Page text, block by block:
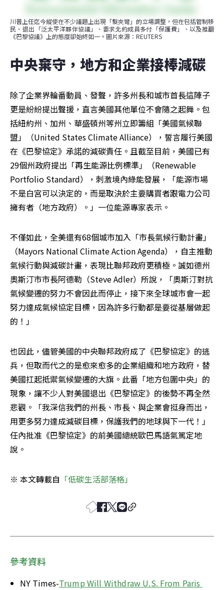
川普上任迄今縱使在不少議題上出現「髮夾彎」的立場調整，但在包括管制移
民、退出「泛太平洋夥伴協議」、要求北約成員多付「保護費」、以及推翻
《巴黎協議》上的態度卻始終如一。圖片來源：REUTERS
中央棄守，地方和企業接棒減碳
除了企業界輪番動員、發聲，許多州長和城市首長這陣子
更是紛紛提出聲援，直言美國其他單位不會隨之起舞。包
括紐約州、加州、華盛頓州等州立即籌組「美國氣候聯
盟」（United States Climate Alliance），誓言履行美國
在《巴黎協定》承諾的減碳責任。且截至目前，美國已有
29個州政府提出「再生能源比例標準」（Renewable
Portfolio Standard），刺激境內綠能發展，「能源市場
不是白宮可以決定的，而是取決於主要購買者跟電力公司
擁有者（地方政府）。」一位能源專家表示。
不僅如此，全美還有68個城市加入「市長氣候行動計畫」
（Mayors National Climate Action Agenda），自主推動
氣候行動與減碳計畫，表現比聯邦政府更積極。誠如德州
奧斯汀市市長阿德勒（Steve Adler）所說，「奧斯汀對抗
氣候變遷的努力不會因此而停止，接下來全球城市會一起
努力達成氣候協定目標，因為許多行動都是要從基層做起
的！」
也因此，儘管美國的中央聯邦政府成了《巴黎協定》的逃
兵，但取而代之的是愈來愈多的企業組織和地方政府，替
美國扛起抵禦氣候變遷的大旗。此番「地方包圍中央」的
現象，讓不少人對美國退出《巴黎協定》的後勢不再全然
悲觀。「我深信我們的州長、市長、與企業會挺身而出，
用更多努力達成減碳目標，保護我們的地球與下一代！」
任內批准《巴黎協定》的前美國總統歐巴馬語氣篤定地
說。
※ 本文轉載自 「低碳生活部落格」
參考資料
NY Times-Trump Will Withdraw U.S. From Paris